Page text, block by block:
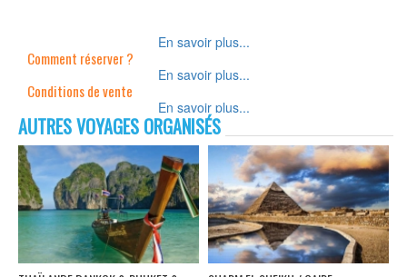
En savoir plus...
Comment réserver ?
En savoir plus...
Conditions de vente
En savoir plus...
AUTRES VOYAGES ORGANISÉS